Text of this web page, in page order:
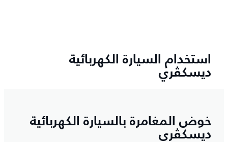
استخدام السيارة الكهربائية
ديسكڤري
خوض المغامرة بالسيارة الكهربائية
ديسكڤري